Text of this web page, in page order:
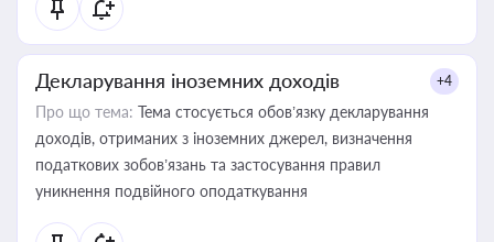
Декларування іноземних доходів +4
Про що тема: Тема стосується обов’язку декларування
доходів, отриманих з іноземних джерел, визначення
податкових зобов’язань та застосування правил
уникнення подвійного оподаткування